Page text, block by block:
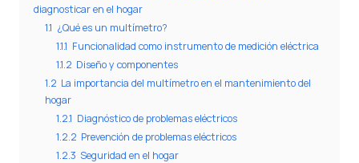
diagnosticar en el hogar
1.1 ¿Qué es un multímetro?
1.1.1 Funcionalidad como instrumento de medición eléctrica
1.1.2 Diseño y componentes
1.2 La importancia del multímetro en el mantenimiento del
hogar
1.2.1 Diagnóstico de problemas eléctricos
1.2.2 Prevención de problemas eléctricos
1.2.3 Seguridad en el hogar